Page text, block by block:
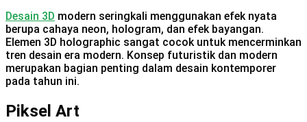
Desain 3D modern seringkali menggunakan efek nyata
berupa cahaya neon, hologram, dan efek bayangan.
Elemen 3D holographic sangat cocok untuk mencerminkan
tren desain era modern. Konsep futuristik dan modern
merupakan bagian penting dalam desain kontemporer
pada tahun ini.
Piksel Art